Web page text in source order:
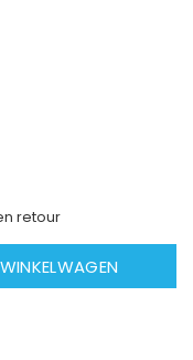
retour